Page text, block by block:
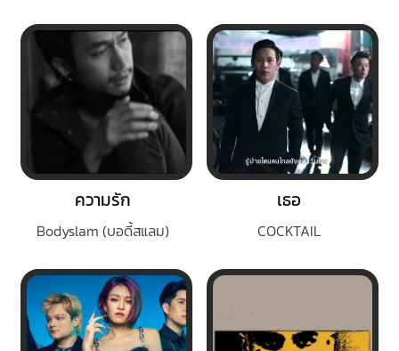
ความรัก
Bodyslam (บอดี้สแลม)
เธอ
COCKTAIL